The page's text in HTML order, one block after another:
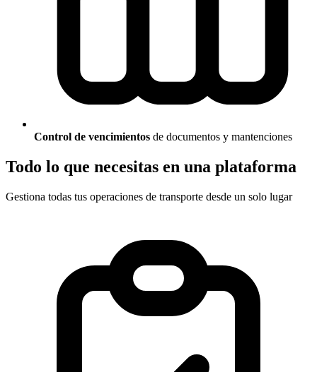
Control de vencimientos de documentos y mantenciones
Todo lo que necesitas en una plataforma
Gestiona todas tus operaciones de transporte desde un solo lugar